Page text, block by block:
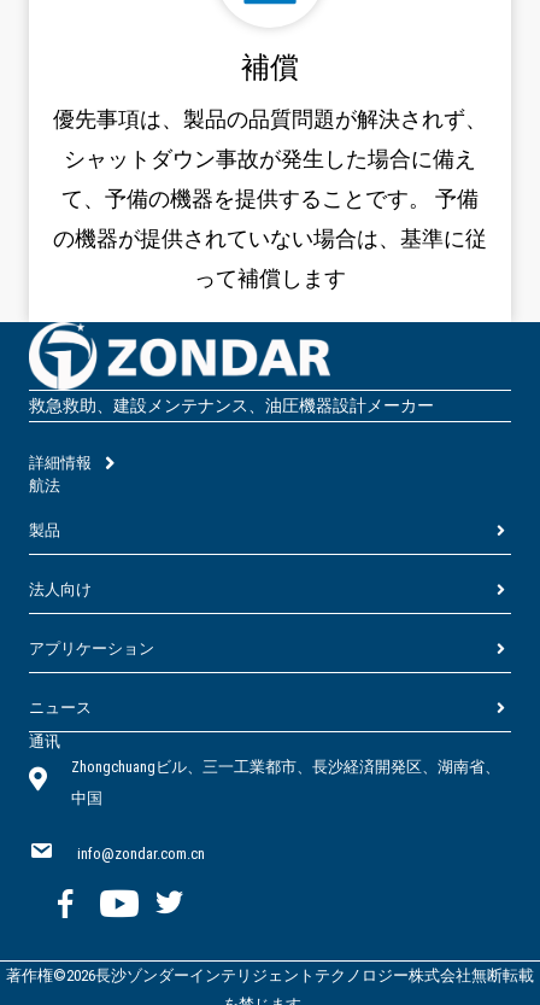
補償
優先事項は、製品の品質問題が解決されず、
シャットダウン事故が発生した場合に備え
て、予備の機器を提供することです。 予備
の機器が提供されていない場合は、基準に従
って補償します
救急救助、建設メンテナンス、油圧機器設計メーカー
詳細情報
航法
製品
法人向け
アプリケーション
ニュース
通讯
Zhongchuangビル、三一工業都市、長沙経済開発区、湖南省、
中国
info@zondar.com.cn
著作権©2026長沙ゾンダーインテリジェントテクノロジー株式会社無断転載